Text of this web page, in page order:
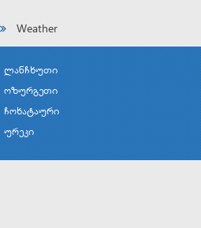
Weather
ლანჩხუთი
ოზურგეთი
ჩოხატაური
ურეკი